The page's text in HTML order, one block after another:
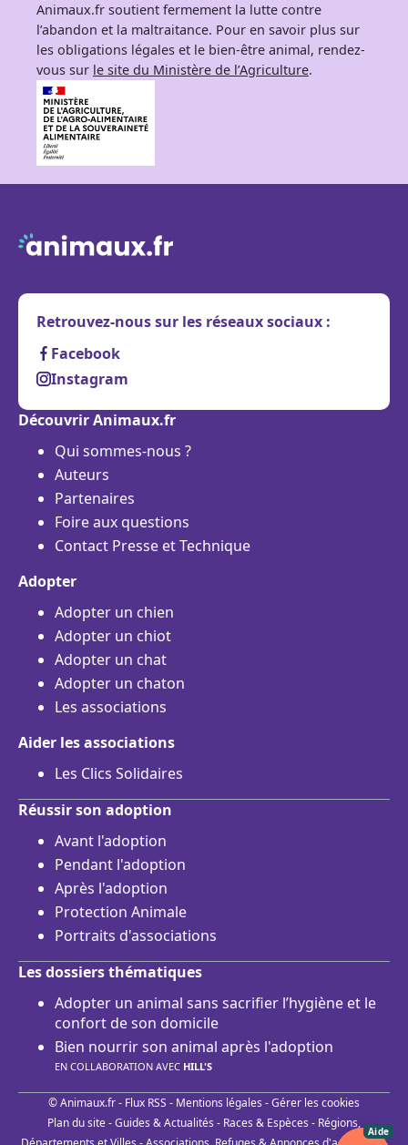
Animaux.fr soutient fermement la lutte contre
l’abandon et la maltraitance. Pour en savoir plus sur
les obligations légales et le bien-être animal, rendez-
vous sur le site du Ministère de l’Agriculture.
Retrouvez-nous sur les réseaux sociaux :
Facebook
Instagram
Découvrir Animaux.fr
Qui sommes-nous ?
Auteurs
Partenaires
Foire aux questions
Contact Presse et Technique
Adopter
Adopter un chien
Adopter un chiot
Adopter un chat
Adopter un chaton
Les associations
Aider les associations
Les Clics Solidaires
Réussir son adoption
Avant l'adoption
Pendant l'adoption
Après l'adoption
Protection Animale
Portraits d'associations
Les dossiers thématiques
Adopter un animal sans sacrifier l’hygiène et le
confort de son domicile
Bien nourrir son animal après l'adoption
EN COLLABORATION AVEC HILL'S
© Animaux.fr - Flux RSS - Mentions légales -Gérer les cookies
Plan du site-Guides & Actualités - Races & Espèces - Régions,
Aide